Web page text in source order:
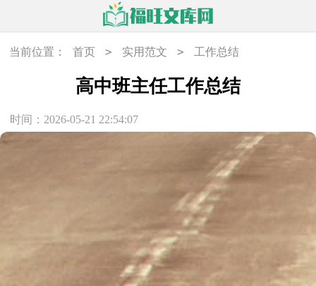
当前位置： 首页 > 实用范文 > 工作总结
高中班主任工作总结
时间：2026-05-21 22:54:07